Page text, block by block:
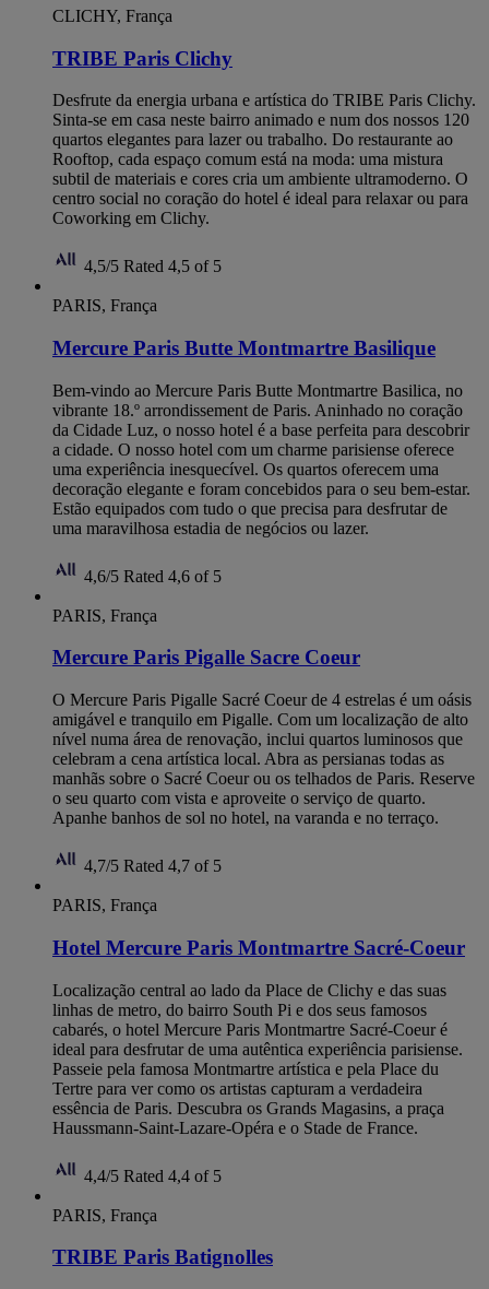
CLICHY, França
TRIBE Paris Clichy
Desfrute da energia urbana e artística do TRIBE Paris Clichy.
Sinta-se em casa neste bairro animado e num dos nossos 120
quartos elegantes para lazer ou trabalho. Do restaurante ao
Rooftop, cada espaço comum está na moda: uma mistura
subtil de materiais e cores cria um ambiente ultramoderno. O
centro social no coração do hotel é ideal para relaxar ou para
Coworking em Clichy.
4,5/5 Rated 4,5 of 5
PARIS, França
Mercure Paris Butte Montmartre Basilique
Bem-vindo ao Mercure Paris Butte Montmartre Basilica, no
vibrante 18.º arrondissement de Paris. Aninhado no coração
da Cidade Luz, o nosso hotel é a base perfeita para descobrir
a cidade. O nosso hotel com um charme parisiense oferece
uma experiência inesquecível. Os quartos oferecem uma
decoração elegante e foram concebidos para o seu bem-estar.
Estão equipados com tudo o que precisa para desfrutar de
uma maravilhosa estadia de negócios ou lazer.
4,6/5 Rated 4,6 of 5
PARIS, França
Mercure Paris Pigalle Sacre Coeur
O Mercure Paris Pigalle Sacré Coeur de 4 estrelas é um oásis
amigável e tranquilo em Pigalle. Com um localização de alto
nível numa área de renovação, inclui quartos luminosos que
celebram a cena artística local. Abra as persianas todas as
manhãs sobre o Sacré Coeur ou os telhados de Paris. Reserve
o seu quarto com vista e aproveite o serviço de quarto.
Apanhe banhos de sol no hotel, na varanda e no terraço.
4,7/5 Rated 4,7 of 5
PARIS, França
Hotel Mercure Paris Montmartre Sacré-Coeur
Localização central ao lado da Place de Clichy e das suas
linhas de metro, do bairro South Pi e dos seus famosos
cabarés, o hotel Mercure Paris Montmartre Sacré-Coeur é
ideal para desfrutar de uma autêntica experiência parisiense.
Passeie pela famosa Montmartre artística e pela Place du
Tertre para ver como os artistas capturam a verdadeira
essência de Paris. Descubra os Grands Magasins, a praça
Haussmann-Saint-Lazare-Opéra e o Stade de France.
4,4/5 Rated 4,4 of 5
PARIS, França
TRIBE Paris Batignolles